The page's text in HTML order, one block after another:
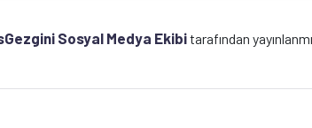
Sosyal Medya Ekibitarafından